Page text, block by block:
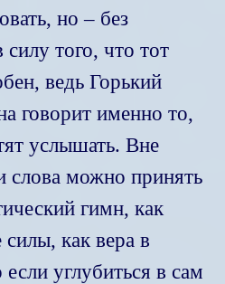
но – без
силу того, что тот
ведь Горький
говорит именно то,
услышать. Вне
слова можно принять
гимн, как
как вера в
углубиться в сам